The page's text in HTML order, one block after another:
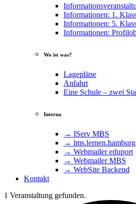
Informationen: 1.
Informationen: 5.
Informationen:
Wo ist was?
Lagepläne
Anfahrt
Eine Schule – zwei
Interna
→ IServ MBS
→ lms​.ler​nen​.ham​burg
→ Webmailer eduport
→ Webmailer MBS
→ WebSite Backend
Kontakt
1 Veranstaltung gefunden.